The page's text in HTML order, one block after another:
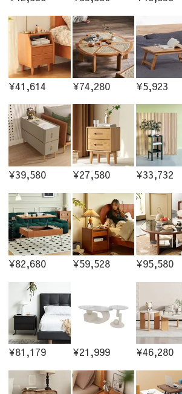
¥41,614 ¥74,280 ¥5,923
¥39,580 ¥27,580 ¥33,732
¥82,680 ¥59,528 ¥95,580
¥81,179 ¥21,999 ¥46,280